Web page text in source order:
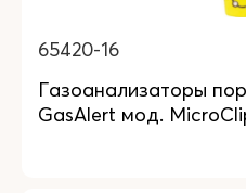
65420-16
Газоанализаторы
GasAlert мод.